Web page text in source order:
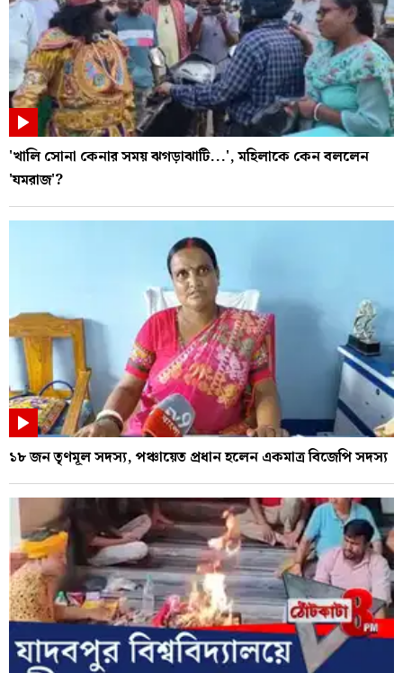
'খালি সোনা কেনার সময় ঝগড়াঝাটি...', মহিলাকে কেন বললেন
'যমরাজ'?
১৮ জন তৃণমূল সদস্য, পঞ্চায়েত প্রধান হলেন একমাত্র বিজেপি সদস্য